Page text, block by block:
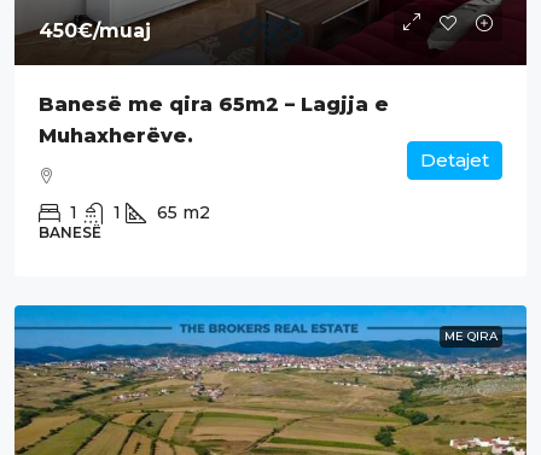
450€/muaj
Banesë me qira 65m2 – Lagjja e
Muhaxherëve.
1 1 65 m2
BANESË
Detajet
ME QIRA